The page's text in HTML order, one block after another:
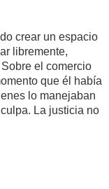
crear un espacio
libremente,
el comercio
que él había
lo manejaban
La justicia no